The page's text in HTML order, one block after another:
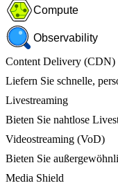
Compute
Observability
Content Delivery (CDN)
Liefern Sie schnelle,
Livestreaming
Bieten Sie nahtlose
Videostreaming (VoD)
Bieten Sie
Media Shield